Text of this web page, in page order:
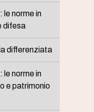
le norme in
difesa
differenziata
le norme in
e patrimonio